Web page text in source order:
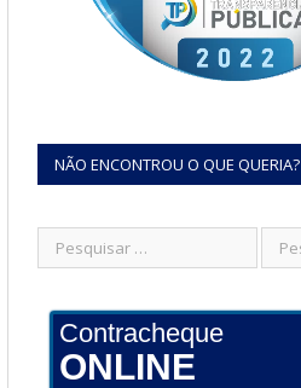
NÃO ENCONTROU O QUE QUERIA?
Contracheque
ONLINE